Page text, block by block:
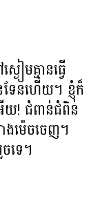
ៀមគ្មានធ្វើ
ែនហើយ។ ខ្ញុំក៏
យ! ជំពាន់ជំពិន
ម៉េចចេញ។
ទេ។